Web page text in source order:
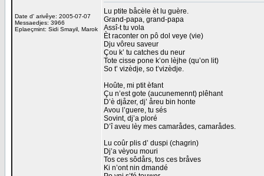
Date d' arivêye: 2005-07-07
Messaedjes: 3966
Eplaeçmint: Sidi Smayil, Marok
Lu ptite båcèle èt lu guère.
Grand-papa, grand-papa
Assî-t tu vola
Èt raconter on pô dol veye (vie)
Dju vôreu saveur
Çou k’ tu catches du neur
Tote cisse pone k’on lèjhe (qu’on lit)
So t’ vizèdje, so t’vizèdje.
Hoûte, mi ptit èfant
Çu n’est gote (aucunemennt) plêhant
D’è djåzer, dj’ åreu bin honte
Avou l’guere, tu sés
Sovint, dj’a ploré
D’î aveu lèy mes camarådes, camarådes.
Lu coûr plis d’ duspi (chagrin)
Dj’a vèyou mouri
Tos ces sôdårs, tos ces bråves
Ki n’ont nin dmandé